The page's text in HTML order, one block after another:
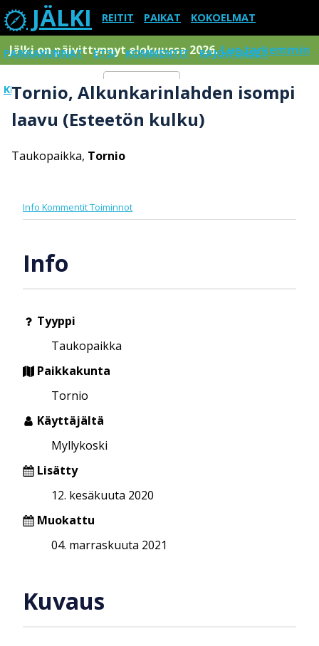
JÄLKI REITIT PAIKAT KOKOELMAT
PAIKKAKUNNAT ETSI KOMMENTIT RAJOITUKSET
KIRJAUDU SISÄÄN Menu
Jälki on päivittynnyt elokuussa 2026.Lue tarkemmin
Tornio, Alkunkarinlahden isompi
laavu (Esteetön kulku)
Taukopaikka, Tornio
Info KommentitToiminnot
Info
Tyyppi
Taukopaikka
Paikkakunta
Tornio
Käyttäjältä
Myllykoski
Lisätty
12. kesäkuuta 2020
Muokattu
04. marraskuuta 2021
Kuvaus